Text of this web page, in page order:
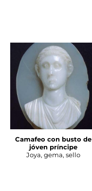
Camafeo con busto de
jóven príncipe
Joya, gema, sello